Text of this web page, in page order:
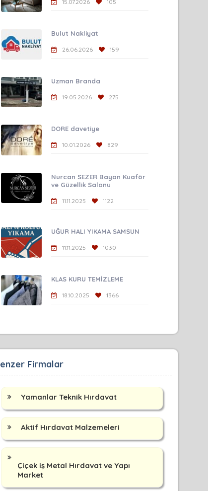
15.07.2026 105
Bulut Nakliyat
26.06.2026 159
Uzman Branda
19.05.2026 275
DORE davetiye
10.01.2026 829
Nurcan SEZER Bayan Kuaför
ve Güzellik Salonu
11.11.2025 1122
UĞUR HALI YIKAMA SAMSUN
11.11.2025 1030
KLAS KURU TEMİZLEME
18.10.2025 1366
Firmalar
Yamanlar Teknik Hırdavat
Aktif Hırdavat Malzemeleri
Çiçek iş Metal Hırdavat ve Yapı
Market